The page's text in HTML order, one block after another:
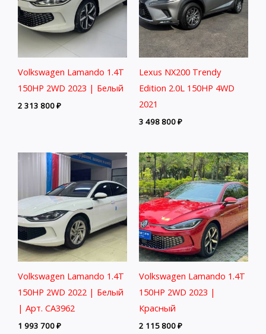
Volkswagen Lamando 1.4T
150HP 2WD 2023 | Белый
2 313 800₽
Lexus NX200 Trendy
Edition 2.0L 150HP 4WD
2021
3 498 800₽
Volkswagen Lamando 1.4T
150HP 2WD 2022 | Белый
| Арт. CA3962
1 993 700₽
Volkswagen Lamando 1.4T
150HP 2WD 2023 |
Красный
2 115 800₽